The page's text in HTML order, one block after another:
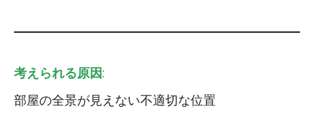
考えられる原因:
部屋の全景が見えない不適切な位置